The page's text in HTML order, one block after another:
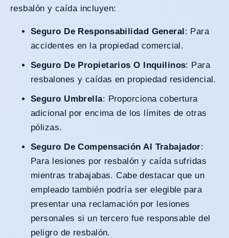
resbalón y caída incluyen:
Seguro De Responsabilidad General: Para
accidentes en la propiedad comercial.
Seguro De Propietarios O Inquilinos: Para
resbalones y caídas en propiedad residencial.
Seguro Umbrella: Proporciona cobertura
adicional por encima de los límites de otras
pólizas.
Seguro De Compensación Al Trabajador:
Para lesiones por resbalón y caída sufridas
mientras trabajabas. Cabe destacar que un
empleado también podría ser elegible para
presentar una reclamación por lesiones
personales si un tercero fue responsable del
peligro de resbalón.